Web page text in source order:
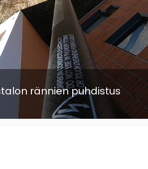
rännien puhdistus